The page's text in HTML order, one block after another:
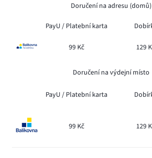
Doručení na adresu (domů)
PayU / Platební karta
99 Kč 129
Doručení na výdejní místo
PayU / Platební karta
99 Kč 129